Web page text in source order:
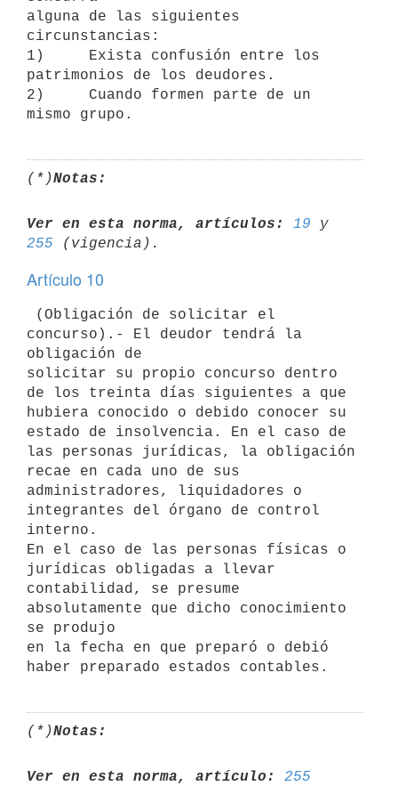
alguna de las siguientes
circunstancias:
1)     Exista confusión entre los
patrimonios de los deudores.
2)     Cuando formen parte de un
(*)Notas:
Ver en esta norma, artículos: 19
255
Artículo 10
concurso).- El deudor tendrá la
obligación de
solicitar su propio concurso dentro
de los treinta días siguientes a que
hubiera conocido o debido conocer su
estado de insolvencia. En el caso de
las personas jurídicas, la obligación
recae en cada uno de sus
administradores, liquidadores o
integrantes del órgano de control
interno.
En el caso de las personas físicas o
jurídicas obligadas a llevar
contabilidad, se presume
absolutamente que dicho conocimiento
se produjo
en la fecha en que preparó o debió
(*)Notas:
Ver en esta norma, artículo:
255